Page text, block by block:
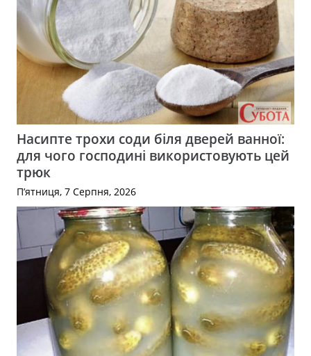
Насипте трохи соди біля дверей ванної:
для чого господині використовують цей
трюк
П’ятниця, 7 Серпня, 2026